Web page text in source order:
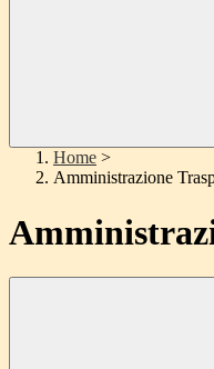
Home >
Amministrazione